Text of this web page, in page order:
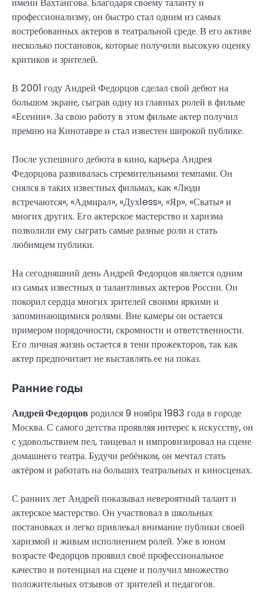
профессионализму, он быстро стал одним из самых
востребованных актеров в театральной среде. В его активе
несколько постановок, которые получили высокую оценку
критиков и зрителей.
В 2001 году Андрей Федорцов сделал свой дебют на
большом экране, сыграв одну из главных ролей в фильме
«Есенин». За свою работу в этом фильме актер получил
премию на Кинотавре и стал известен широкой публике.
После успешного дебюта в кино, карьера Андрея
Федорцова развивалась стремительными темпами. Он
снялся в таких известных фильмах, как «Люди
встречаются», «Адмирал», «Духless», «Яр», «Сваты» и
многих других. Его актерское мастерство и харизма
позволили ему сыграть самые разные роли и стать
любимцем публики.
На сегодняшний день Андрей Федорцов является одним
из самых известных и талантливых актеров России. Он
покорил сердца многих зрителей своими яркими и
запоминающимися ролями. Вне камеры он остается
примером порядочности, скромности и ответственности.
Его личная жизнь остается в тени прожекторов, так как
актер предпочитает не выставлять ее на показ.
Ранние годы
Андрей Федорцов родился 9 ноября 1983 года в городе
Москва. С самого детства проявляя интерес к искусству, он
с удовольствием пел, танцевал и импровизировал на сцене
домашнего театра. Будучи ребёнком, он мечтал стать
актёром и работать на больших театральных и киносценах.
С ранних лет Андрей показывал невероятный талант и
актерское мастерство. Он участвовал в школьных
постановках и легко привлекал внимание публики своей
харизмой и живым исполнением ролей. Уже в юном
возрасте Федорцов проявил своё профессиональное
качество и потенциал на сцене и получил множество
положительных отзывов от зрителей и педагогов.